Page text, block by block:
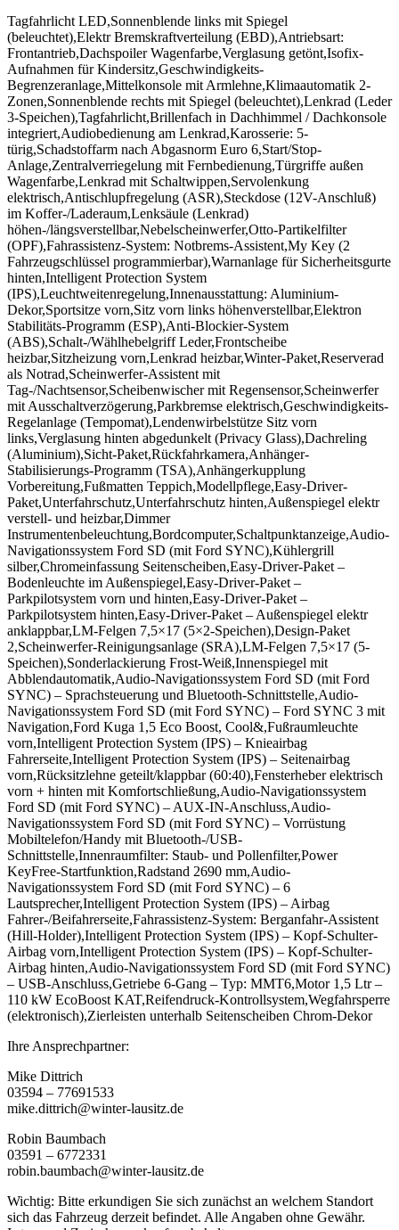
Tagfahrlicht LED,Sonnenblende links mit Spiegel
(beleuchtet),Elektr Bremskraftverteilung (EBD),Antriebsart:
Frontantrieb,Dachspoiler Wagenfarbe,Verglasung getönt,Isofix-
Aufnahmen für Kindersitz,Geschwindigkeits-
Begrenzeranlage,Mittelkonsole mit Armlehne,Klimaautomatik 2-
Zonen,Sonnenblende rechts mit Spiegel (beleuchtet),Lenkrad (Leder
3-Speichen),Tagfahrlicht,Brillenfach in Dachhimmel / Dachkonsole
integriert,Audiobedienung am Lenkrad,Karosserie: 5-
türig,Schadstoffarm nach Abgasnorm Euro 6,Start/Stop-
Anlage,Zentralverriegelung mit Fernbedienung,Türgriffe außen
Wagenfarbe,Lenkrad mit Schaltwippen,Servolenkung
elektrisch,Antischlupfregelung (ASR),Steckdose (12V-Anschluß)
im Koffer-/Laderaum,Lenksäule (Lenkrad)
höhen-/längsverstellbar,Nebelscheinwerfer,Otto-Partikelfilter
(OPF),Fahrassistenz-System: Notbrems-Assistent,My Key (2
Fahrzeugschlüssel programmierbar),Warnanlage für Sicherheitsgurte
hinten,Intelligent Protection System
(IPS),Leuchtweitenregelung,Innenausstattung: Aluminium-
Dekor,Sportsitze vorn,Sitz vorn links höhenverstellbar,Elektron
Stabilitäts-Programm (ESP),Anti-Blockier-System
(ABS),Schalt-/Wählhebelgriff Leder,Frontscheibe
heizbar,Sitzheizung vorn,Lenkrad heizbar,Winter-Paket,Reserverad
als Notrad,Scheinwerfer-Assistent mit
Tag-/Nachtsensor,Scheibenwischer mit Regensensor,Scheinwerfer
mit Ausschaltverzögerung,Parkbremse elektrisch,Geschwindigkeits-
Regelanlage (Tempomat),Lendenwirbelstütze Sitz vorn
links,Verglasung hinten abgedunkelt (Privacy Glass),Dachreling
(Aluminium),Sicht-Paket,Rückfahrkamera,Anhänger-
Stabilisierungs-Programm (TSA),Anhängerkupplung
Vorbereitung,Fußmatten Teppich,Modellpflege,Easy-Driver-
Paket,Unterfahrschutz,Unterfahrschutz hinten,Außenspiegel elektr
verstell- und heizbar,Dimmer
Instrumentenbeleuchtung,Bordcomputer,Schaltpunktanzeige,Audio-
Navigationssystem Ford SD (mit Ford SYNC),Kühlergrill
silber,Chromeinfassung Seitenscheiben,Easy-Driver-Paket –
Bodenleuchte im Außenspiegel,Easy-Driver-Paket –
Parkpilotsystem vorn und hinten,Easy-Driver-Paket –
Parkpilotsystem hinten,Easy-Driver-Paket – Außenspiegel elektr
anklappbar,LM-Felgen 7,5×17 (5×2-Speichen),Design-Paket
2,Scheinwerfer-Reinigungsanlage (SRA),LM-Felgen 7,5×17 (5-
Speichen),Sonderlackierung Frost-Weiß,Innenspiegel mit
Abblendautomatik,Audio-Navigationssystem Ford SD (mit Ford
SYNC) – Sprachsteuerung und Bluetooth-Schnittstelle,Audio-
Navigationssystem Ford SD (mit Ford SYNC) – Ford SYNC 3 mit
Navigation,Ford Kuga 1,5 Eco Boost, Cool&,Fußraumleuchte
vorn,Intelligent Protection System (IPS) – Knieairbag
Fahrerseite,Intelligent Protection System (IPS) – Seitenairbag
vorn,Rücksitzlehne geteilt/klappbar (60:40),Fensterheber elektrisch
vorn + hinten mit Komfortschließung,Audio-Navigationssystem
Ford SD (mit Ford SYNC) – AUX-IN-Anschluss,Audio-
Navigationssystem Ford SD (mit Ford SYNC) – Vorrüstung
Mobiltelefon/Handy mit Bluetooth-/USB-
Schnittstelle,Innenraumfilter: Staub- und Pollenfilter,Power
KeyFree-Startfunktion,Radstand 2690 mm,Audio-
Navigationssystem Ford SD (mit Ford SYNC) – 6
Lautsprecher,Intelligent Protection System (IPS) – Airbag
Fahrer-/Beifahrerseite,Fahrassistenz-System: Berganfahr-Assistent
(Hill-Holder),Intelligent Protection System (IPS) – Kopf-Schulter-
Airbag vorn,Intelligent Protection System (IPS) – Kopf-Schulter-
Airbag hinten,Audio-Navigationssystem Ford SD (mit Ford SYNC)
– USB-Anschluss,Getriebe 6-Gang – Typ: MMT6,Motor 1,5 Ltr –
110 kW EcoBoost KAT,Reifendruck-Kontrollsystem,Wegfahrsperre
(elektronisch),Zierleisten unterhalb Seitenscheiben Chrom-Dekor
Ihre Ansprechpartner:
Mike Dittrich
03594 – 77691533
mike.dittrich@winter-lausitz.de
Robin Baumbach
03591 – 6772331
robin.baumbach@winter-lausitz.de
Wichtig: Bitte erkundigen Sie sich zunächst an welchem Standort
sich das Fahrzeug derzeit befindet. Alle Angaben ohne Gewähr.